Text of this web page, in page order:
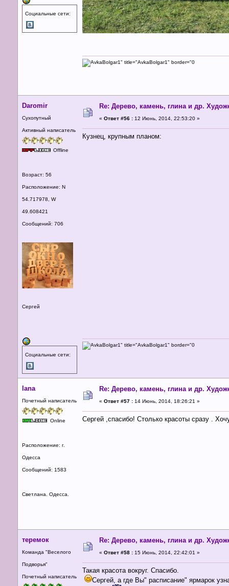
Социальные сети:
Daromir
Сухопутный
Активный написатель
Offline
Возраст: 56
Расположение: N
54.717978, W
49.608421
Сообщений: 706
Сергей
Социальные сети:
Re: Дерево, камень, глина и др.
« Ответ #56 : 12 Июнь, 2014, 22:53:20 »
Кузнец, крупным планом:
lana
Почетный написатель
Online
Расположение: г.
Одесса
Сообщений: 1583
Светлана. Одесса.
Re: Дерево, камень, глина и др.
« Ответ #57 : 14 Июнь, 2014, 18:26:21 »
Сергей ,спасибо! Столько красоты сразу .
теремок
Команда "Веселого
Подворья"
Почетный написатель
Re: Дерево, камень, глина и др.
« Ответ #58 : 15 Июнь, 2014, 22:42:01 »
Такая красота вокруг. Спасибо.
Сергей, а где Вы" расписание" ярмарок